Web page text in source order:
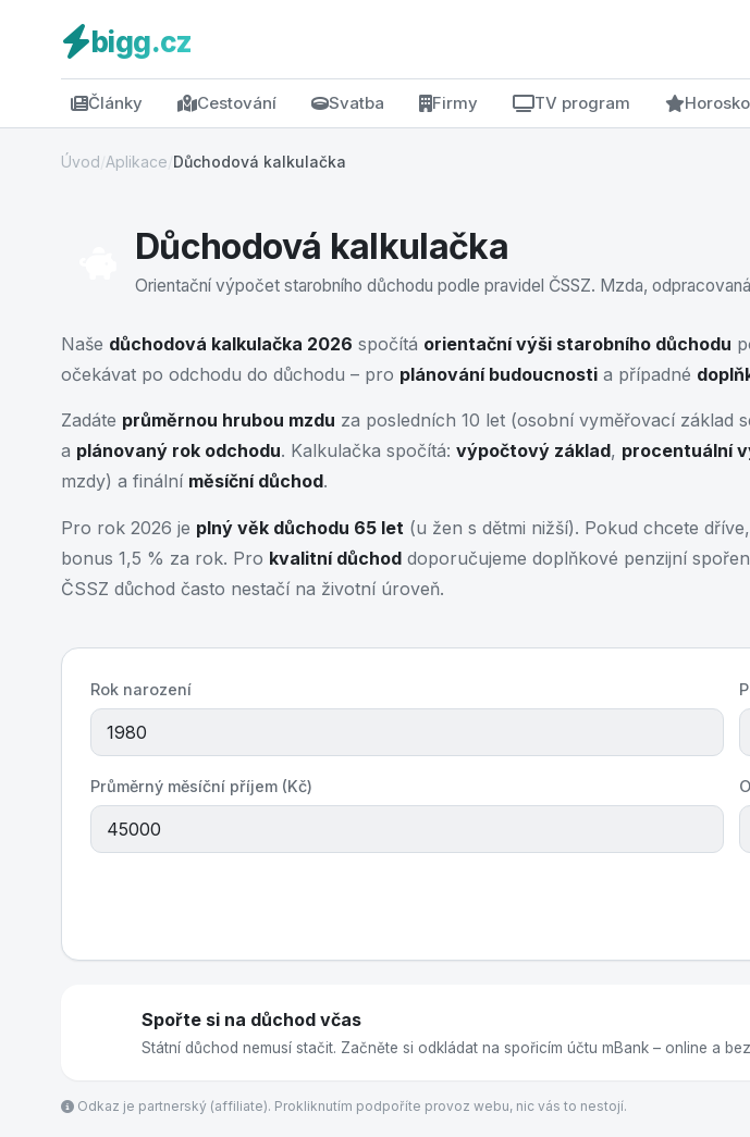
bigg.cz
Články Cestování Svatba Firmy TV program
Úvod Aplikace Důchodová kalkulačka
Důchodová kalkulačka
Orientační výpočet starobního důchodu podle pravidel ČSSZ. Mzda,
Naše důchodová kalkulačka 2026 spočítá orientační výši starobního důchodu
očekávat po odchodu do důchodu – pro plánování budoucnosti a případné
Zadáte průměrnou hrubou mzdu za posledních 10 let (osobní vyměřovací základ
a plánovaný rok odchodu. Kalkulačka spočítá: výpočtový základ, procentuální
mzdy) a finální měsíční důchod.
Pro rok 2026 je plný věk důchodu 65 let (u žen s dětmi nižší). Pokud chcete
bonus 1,5 % za rok. Pro kvalitní důchod doporučujeme doplňkové penzijní
ČSSZ důchod často nestačí na životní úroveň.
Rok narození
Průměrný měsíční příjem (Kč)
Spořte si na důchod včas
Státní důchod nemusí stačit. Začněte si odkládat na spořicím účtu mBank – online a
Odkaz je partnerský (affiliate). Prokliknutím podpoříte provoz webu, nic vás to nestojí.